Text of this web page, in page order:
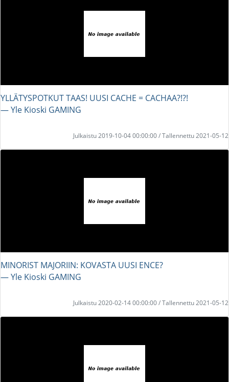
YLLÄTYSPOTKUT TAAS! UUSI CACHE = CACHAA?!?!
― Yle Kioski GAMING
Julkaistu 2019-10-04 00:00:00 / Tallennettu 2021-05-12
MINORIST MAJORIIN: KOVASTA UUSI ENCE?
― Yle Kioski GAMING
Julkaistu 2020-02-14 00:00:00 / Tallennettu 2021-05-12